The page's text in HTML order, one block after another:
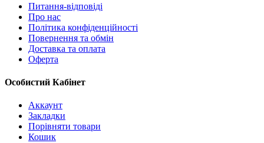
Питання-відповіді
Про нас
Політика конфіденційності
Повернення та обмін
Доставка та оплата
Оферта
Особистий Кабінет
Аккаунт
Закладки
Порівняти товари
Кошик